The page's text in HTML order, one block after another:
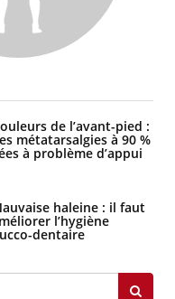
physiques ?
de l’avant-pied :
métatarsalgies à 90 %
à problème d’appui
haleine : il faut
l’hygiène
dentaire